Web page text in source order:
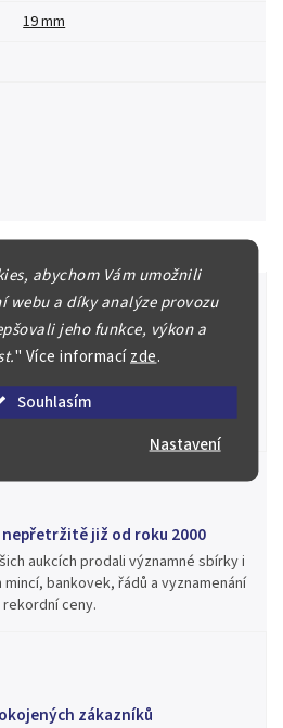
abychom Vám umožnili
webu a díky analýze provozu
jeho funkce, výkon a
" Více informacízde.
Souhlasím
Nastavení
19 mm
za nejlepší ceny
znalců se Vám bude plně věnovat.
Vašeho materiálu, prodáme v naší
poradíme kam investovat.
nepřetržitě již od roku 2000
aukcích prodali významné sbírky i
bankovek, řádů a vyznamenání
rekordní ceny.
zákazníků